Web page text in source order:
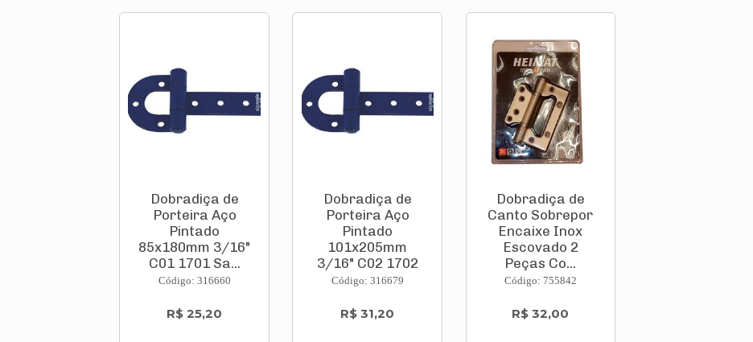
Dobradiça de
Porteira Aço
Pintado
85x180mm 3/16"
C01 1701 Sa...
Código: 316660
R$ 25,20
Dobradiça de
Porteira Aço
Pintado
101x205mm
3/16" C02 1702
S...
Código: 316679
R$ 31,20
Dobradiça de
Canto Sobrepor
Encaixe Inox
Escovado 2
Peças Co...
Código: 755842
R$ 32,00